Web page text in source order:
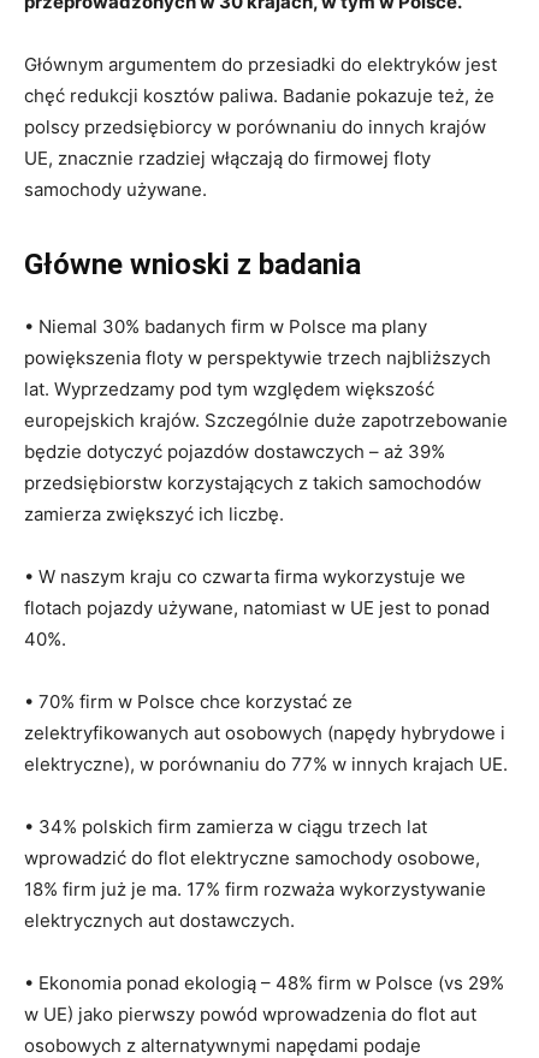
Głównym argumentem do przesiadki do elektryków jest
chęć redukcji kosztów paliwa. Badanie pokazuje też, że
polscy przedsiębiorcy w porównaniu do innych krajów
UE, znacznie rzadziej włączają do firmowej floty
samochody używane.
Główne wnioski z badania
• Niemal 30% badanych firm w Polsce ma plany
powiększenia floty w perspektywie trzech najbliższych
lat. Wyprzedzamy pod tym względem większość
europejskich krajów. Szczególnie duże zapotrzebowanie
będzie dotyczyć pojazdów dostawczych – aż 39%
przedsiębiorstw korzystających z takich samochodów
zamierza zwiększyć ich liczbę.
• W naszym kraju co czwarta firma wykorzystuje we
flotach pojazdy używane, natomiast w UE jest to ponad
40%.
• 70% firm w Polsce chce korzystać ze
zelektryfikowanych aut osobowych (napędy hybrydowe i
elektryczne), w porównaniu do 77% w innych krajach UE.
• 34% polskich firm zamierza w ciągu trzech lat
wprowadzić do flot elektryczne samochody osobowe,
18% firm już je ma. 17% firm rozważa wykorzystywanie
elektrycznych aut dostawczych.
• Ekonomia ponad ekologią – 48% firm w Polsce (vs 29%
w UE) jako pierwszy powód wprowadzenia do flot aut
osobowych z alternatywnymi napędami podaje